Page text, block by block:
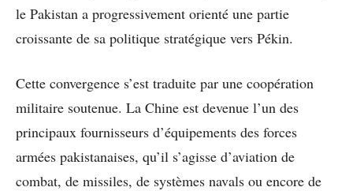
le Pakistan a progressivement orienté une partie
croissante de sa politique stratégique vers Pékin.
Cette convergence s’est traduite par une coopération
militaire soutenue. La Chine est devenue l’un des
principaux fournisseurs d’équipements des forces
armées pakistanaises, qu’il s’agisse d’aviation de
combat, de missiles, de systèmes navals ou encore de